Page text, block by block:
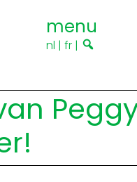
menu
nl | fr |